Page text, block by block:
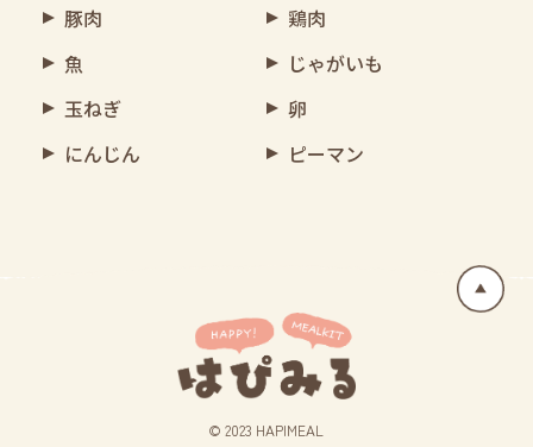
豚肉
鶏肉
魚
じゃがいも
玉ねぎ
卵
にんじん
ピーマン
© 2023 HAPIMEAL